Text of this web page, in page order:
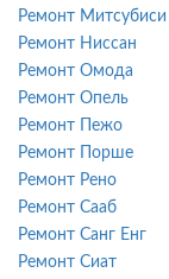
Ремонт Митсубиси
Ремонт Ниссан
Ремонт Омода
Ремонт Опель
Ремонт Пежо
Ремонт Порше
Ремонт Рено
Ремонт Сааб
Ремонт Санг Енг
Ремонт Сиат